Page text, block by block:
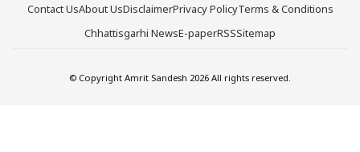
Contact UsAbout UsDisclaimerPrivacy PolicyTerms & Conditions
Chhattisgarhi NewsE-paperRSSSitemap
© Copyright Amrit Sandesh 2026 All rights reserved.